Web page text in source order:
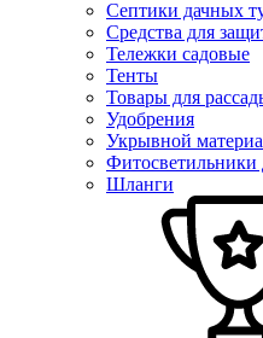
Септики дачных
Средства для
Тележки садовые
Тенты
Товары для
Удобрения
Укрывной
Фитосветильники
Шланги